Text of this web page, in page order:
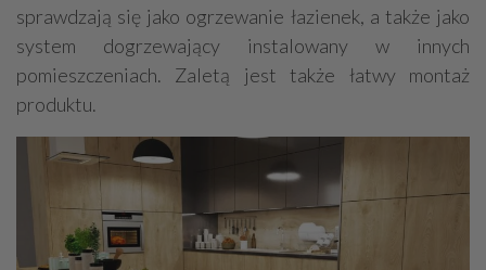
sprawdzają się jako ogrzewanie łazienek, a także jako
system dogrzewający instalowany w innych
pomieszczeniach. Zaletą jest także łatwy montaż
produktu.